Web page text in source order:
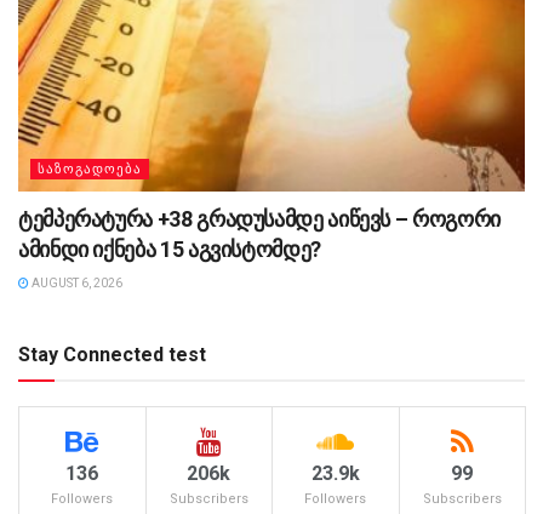
ᲡᲐᲖᲝᲒᲐᲓᲝᲔᲑᲐ
ტემპერატურა +38 გრადუსამდე აიწევს – როგორი
ამინდი იქნება 15 აგვისტომდე?
AUGUST 6, 2026
Stay Connected test
136
Followers
206k
Subscribers
23.9k
Followers
99
Subscribers